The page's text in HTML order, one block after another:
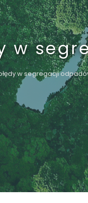
w
w segregacji